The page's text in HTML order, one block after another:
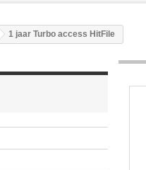
1 jaar Turbo access HitFile